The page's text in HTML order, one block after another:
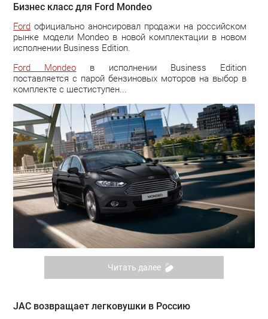
Бизнес класс для Ford Mondeo
Ford официально анонсировал продажи на российском
рынке модели Mondeo в новой комплектации в новом
исполнении Business Edition.
Ford Mondeo в исполнении Business Edition
поставляется с парой бензиновых моторов на выбор в
комплекте с шестиступен...
Читать далее
JAC возвращает легковушки в Россию